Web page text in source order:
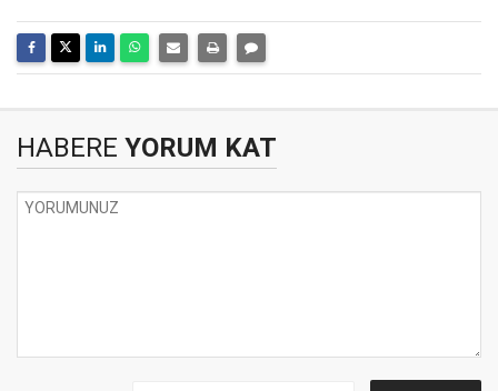
HABERE YORUM KAT